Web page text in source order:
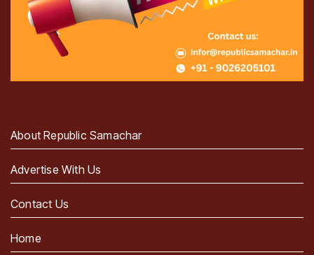
About Republic Samachar
Advertise With Us
Contact Us
Home